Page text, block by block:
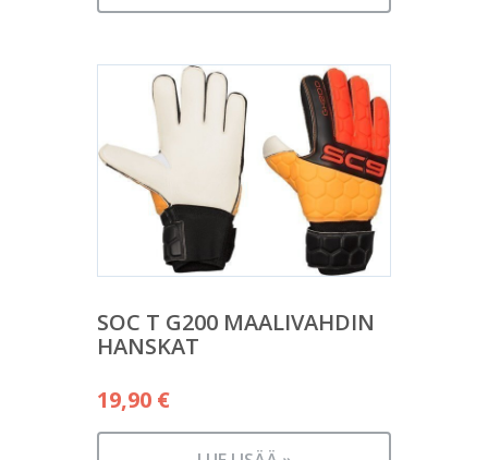
SOC T G200 MAALIVAHDIN
HANSKAT
19,90 €